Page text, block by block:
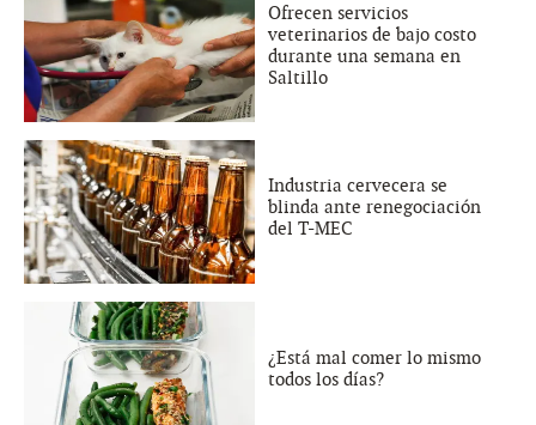
Ofrecen servicios
veterinarios de bajo costo
durante una semana en
Saltillo
Industria cervecera se
blinda ante renegociación
del T-MEC
¿Está mal comer lo mismo
todos los días?